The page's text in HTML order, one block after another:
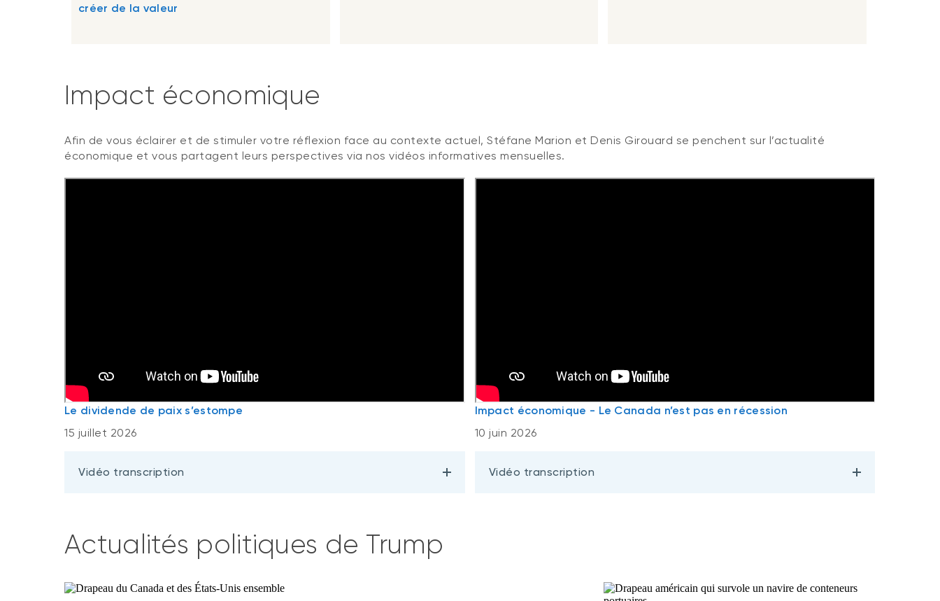
créer de la valeur
Impact économique
Afin de vous éclairer et de stimuler votre réflexion face au contexte actuel, Stéfane Marion et Denis Girouard se penchent sur l’actualité
économique et vous partagent leurs perspectives via nos vidéos informatives mensuelles.
Le dividende de paix s’estompe
15 juillet 2026
Vidéo transcription
Impact économique - Le Canada n’est pas en récession
10 juin 2026
Vidéo transcription
Actualités politiques de Trump